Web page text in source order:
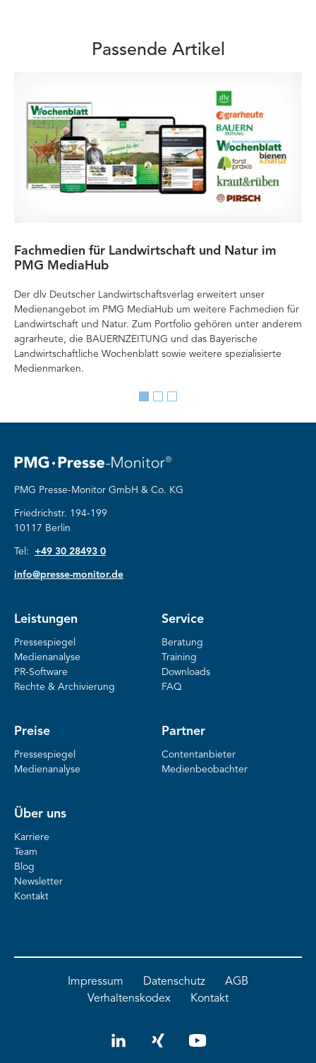
Passende Artikel
Fachmedien für Landwirtschaft und Natur im
PMG MediaHub
Der dlv Deutscher Landwirtschaftsverlag erweitert unser
Medienangebot im PMG MediaHub um weitere Fachmedien für
Landwirtschaft und Natur. Zum Portfolio gehören unter anderem
agrarheute, die BAUERNZEITUNG und das Bayerische
Landwirtschaftliche Wochenblatt sowie weitere spezialisierte
Medienmarken.
Go
slide
Go
slide
Go
slide
PMG Presse-Monitor GmbH & Co. KG
Friedrichstr. 194-199
10117 Berlin
Tel: +49 30 28493 0
info@presse-monitor.de
Leistungen
Pressespiegel
Medienanalyse
PR-Software
Rechte & Archivierung
Service
Beratung
Training
Downloads
FAQ
Preise
Pressespiegel
Medienanalyse
Partner
Contentanbieter
Medienbeobachter
Über uns
Karriere
Team
Blog
Newsletter
Kontakt
Impressum Datenschutz
AGB
Verhaltenskodex
Kontakt